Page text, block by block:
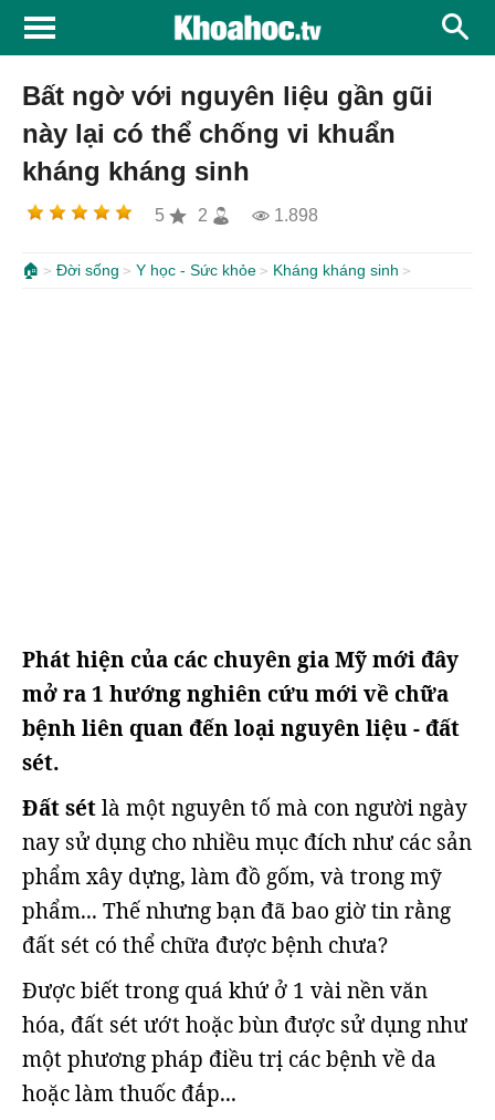
Bất ngờ với nguyên liệu gần gũi
này lại có thể chống vi khuẩn
kháng kháng sinh
5 2 1.898
🏠 Đời sống Y học - Sức khỏe Kháng kháng sinh
Phát hiện của các chuyên gia Mỹ mới đây
mở ra 1 hướng nghiên cứu mới về chữa
bệnh liên quan đến loại nguyên liệu - đất
sét.
Đất sétlà một nguyên tố mà con người ngày
nay sử dụng cho nhiều mục đích như các sản
phẩm xây dựng, làm đồ gốm, và trong mỹ
phẩm... Thế nhưng bạn đã bao giờ tin rằng
đất sét có thể chữa được bệnh chưa?
Được biết trong quá khứ ở 1 vài nền văn
hóa, đất sét ướt hoặc bùn được sử dụng như
một phương pháp điều trị các bệnh về da
hoặc làm thuốc đắp...